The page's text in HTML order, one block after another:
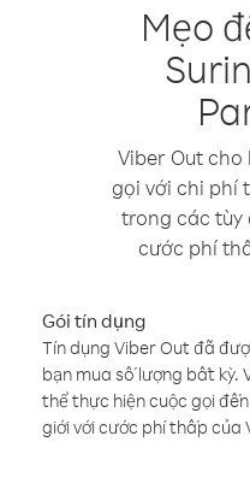
Mẹo
Viber Out
gọi với chi phí
trong các tùy
cước phí
Gói tín dụng
Tín dụng Viber Out đã
bạn mua số lượng bất kỳ.
thể thực hiện cuộc gọi
giới với cước phí thấp của